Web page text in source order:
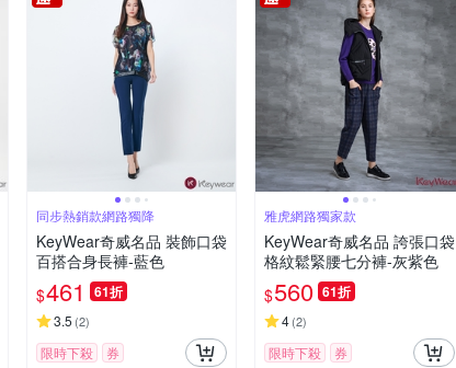
同步熱銷款網路獨降
KeyWear奇威名品 裝飾口袋
百搭合身長褲-藍色
$461 61折
3.5 (2)
限時下殺 券
雅虎網路獨家款
KeyWear奇威名品 誇張口袋
格紋鬆緊腰七分褲-灰紫色
$560 61折
4(2)
限時下殺 券